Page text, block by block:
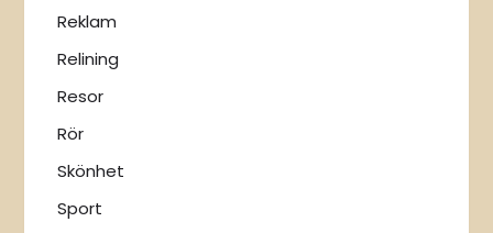
Reklam
Relining
Resor
Rör
Skönhet
Sport